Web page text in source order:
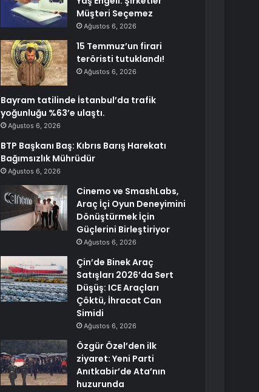
Müşteri Seçemez
Ağustos 6, 2026
15 Temmuz’un firari
teröristi tutuklandı!
Ağustos 6, 2026
Bayram tatilinde İstanbul’da trafik
yoğunluğu %63’e ulaştı.
Ağustos 6, 2026
BTP Başkanı Baş: Kıbrıs Barış Harekatı
Bağımsızlık Mührüdür
Ağustos 6, 2026
Cinemo ve SmashLabs,
Araç İçi Oyun Deneyimini
Dönüştürmek İçin
Güçlerini Birleştiriyor
Ağustos 6, 2026
Çin’de Binek Araç
Satışları 2026’da Sert
Düşüş: ICE Araçları
Çöktü, İhracat Can
Simidi
Ağustos 6, 2026
Özgür Özel’den ilk
ziyaret: Yeni Parti
Anıtkabir’de Ata’nın
huzurunda